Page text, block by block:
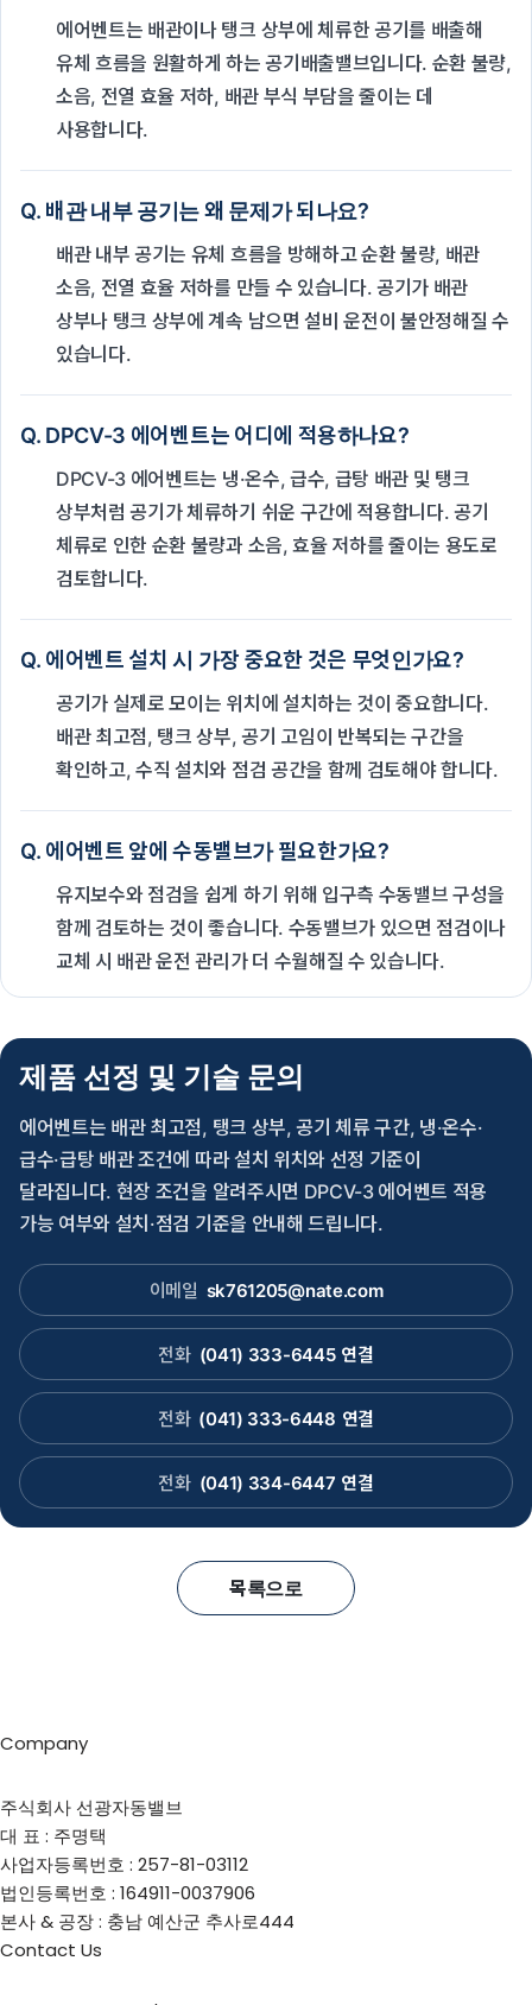
에어벤트는 배관이나 탱크 상부에 체류한 공기를 배출해
유체 흐름을 원활하게 하는 공기배출밸브입니다. 순환 불량,
소음, 전열 효율 저하, 배관 부식 부담을 줄이는 데
사용합니다.
Q. 배관 내부 공기는 왜 문제가 되나요?
배관 내부 공기는 유체 흐름을 방해하고 순환 불량, 배관
소음, 전열 효율 저하를 만들 수 있습니다. 공기가 배관
상부나 탱크 상부에 계속 남으면 설비 운전이 불안정해질 수
있습니다.
Q. DPCV-3 에어벤트는 어디에 적용하나요?
DPCV-3 에어벤트는 냉·온수, 급수, 급탕 배관 및 탱크
상부처럼 공기가 체류하기 쉬운 구간에 적용합니다. 공기
체류로 인한 순환 불량과 소음, 효율 저하를 줄이는 용도로
검토합니다.
Q. 에어벤트 설치 시 가장 중요한 것은 무엇인가요?
공기가 실제로 모이는 위치에 설치하는 것이 중요합니다.
배관 최고점, 탱크 상부, 공기 고임이 반복되는 구간을
확인하고, 수직 설치와 점검 공간을 함께 검토해야 합니다.
Q. 에어벤트 앞에 수동밸브가 필요한가요?
유지보수와 점검을 쉽게 하기 위해 입구측 수동밸브 구성을
함께 검토하는 것이 좋습니다. 수동밸브가 있으면 점검이나
교체 시 배관 운전 관리가 더 수월해질 수 있습니다.
제품 선정 및 기술 문의
에어벤트는 배관 최고점, 탱크 상부, 공기 체류 구간, 냉·온수·
급수·급탕 배관 조건에 따라 설치 위치와 선정 기준이
달라집니다. 현장 조건을 알려주시면 DPCV-3 에어벤트 적용
가능 여부와 설치·점검 기준을 안내해 드립니다.
이메일 sk761205@nate.com
전화 (041) 333-6445 연결
전화 (041) 333-6448 연결
전화 (041) 334-6447 연결
목록으로
Company
주식회사 선광자동밸브
대 표 : 주명택
사업자등록번호 : 257-81-03112
법인등록번호 : 164911-0037906
본사 & 공장 : 충남 예산군 추사로444
Contact Us